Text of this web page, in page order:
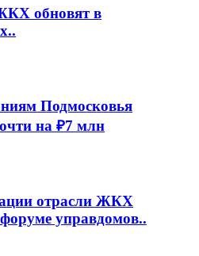
обновят в
Подмосковья
на ₽7 млн
отрасли ЖКХ
управдомов..